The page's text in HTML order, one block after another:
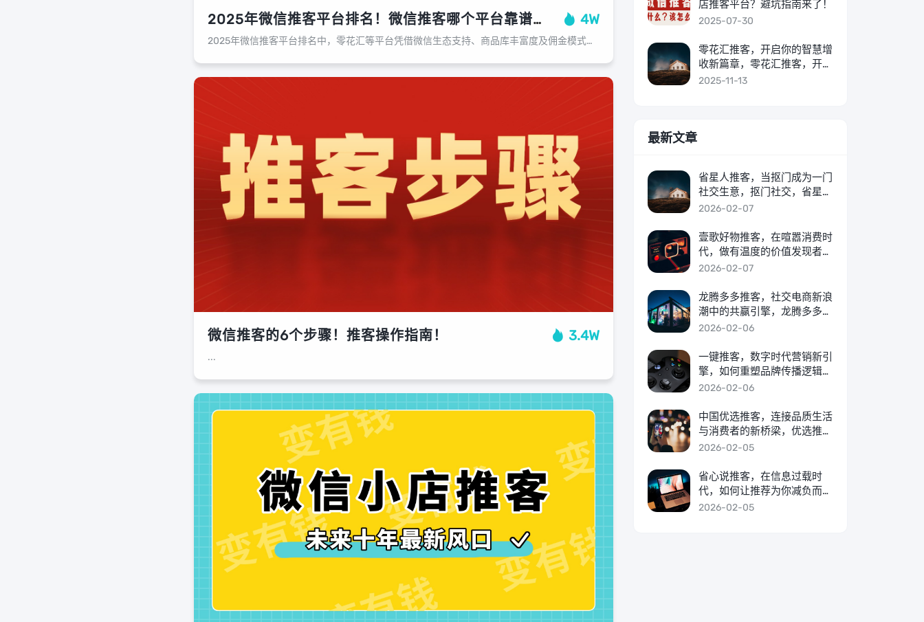
2025年微信推客平台排名！微信推客哪个平台靠谱？TOP3深度评测！ 4W
2025年微信推客平台排名中，零花汇等平台凭借微信生态支持、商品库丰富度及佣金模式创新成为行业标杆。...
微信推客的6个步骤！推客操作指南！ 3.4W
...
店推客平台？避坑指南来了！
2025-07-30
零花汇推客，开启你的智慧增
收新篇章，零花汇推客，开启
智慧增收新篇章
2025-11-13
最新文章
省星人推客，当抠门成为一门
社交生意，抠门社交，省星人
推客如何将节俭变成生意
2026-02-07
壹歌好物推客，在喧嚣消费时
代，做有温度的价值发现者，
喧嚣时代，壹歌好物以温度定
2026-02-07
龙腾多多推客，社交电商新浪
潮中的共赢引擎，龙腾多多推
客，社交电商新浪潮的共赢引
2026-02-06
一键推客，数字时代营销新引
擎，如何重塑品牌传播逻辑？
一键推客，数字时代重塑品牌
2026-02-06
中国优选推客，连接品质生活
与消费者的新桥梁，优选推
客，构筑品质生活与消费者的
2026-02-05
省心说推客，在信息过载时
代，如何让推荐为你减负而非
增负？推荐算法，你的减负助
2026-02-05